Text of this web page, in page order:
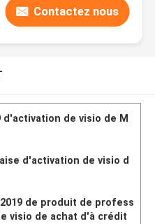
Contactez nous
d'activation de visio de M
d'activation de visio d
de produit de profess
visio de achat d'à crédit